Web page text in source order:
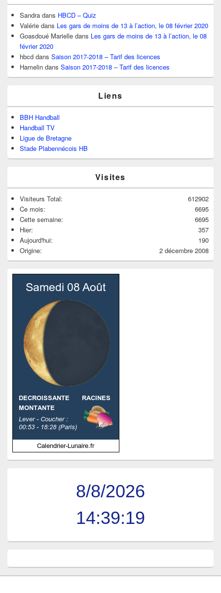
Sandra dans HBCD – Quiz
Valérie dans Les gars de moins de 13 à l’action, le 08 février 2020
Goasdoué Marielle dans Les gars de moins de 13 à l’action, le 08
février 2020
hbcd dans Saison 2017-2018 – Tarif des licences
Hamelin dans Saison 2017-2018 – Tarif des licences
Liens
BBH Handball
Handball TV
Ligue de Bretagne
Stade Plabennécois HB
Visites
612902
Visiteurs Total:
6695
Ce mois:
6695
Cette semaine:
357
Hier:
190
Aujourd'hui:
2 décembre 2008
Origine:
8/8/2026
14:39:19